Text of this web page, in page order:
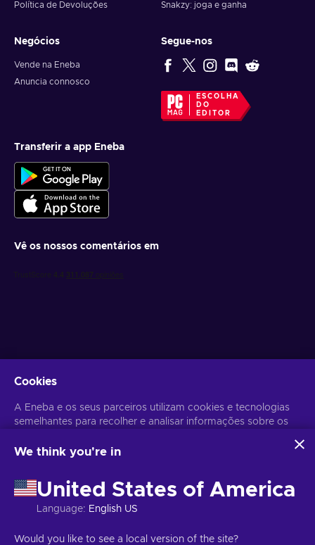
Política de Devoluções
Snakzy: joga e ganha
Negócios
Vende na Eneba
Anuncia connosco
Segue-nos
ESCOLHA
DO
EDITOR
Transferir a app Eneba
Vê os nossos comentários em
Poderás anular a subscrição a qualquer altura. Visita oAviso de
Copyright © 2026 Eneba. Todos os direitos reservados.
Cookies
A Eneba e os seus parceiros utilizam cookies e tecnologias
semelhantes para recolher e analisar informações sobre os
para melhorar o conteúdo, a publicidade e outros serviços
utilizados para a personalização de anúncios.
Ao clicar em 'Aceitar tudo', está a consentir a utilização
destas tecnologias pela Eneba e pelos seus parceiros. Pode
Para mais informações sobre a forma como a Google utiliza
We think you're in
United States of America
Language: English US
Would you like to see a local version of the site?